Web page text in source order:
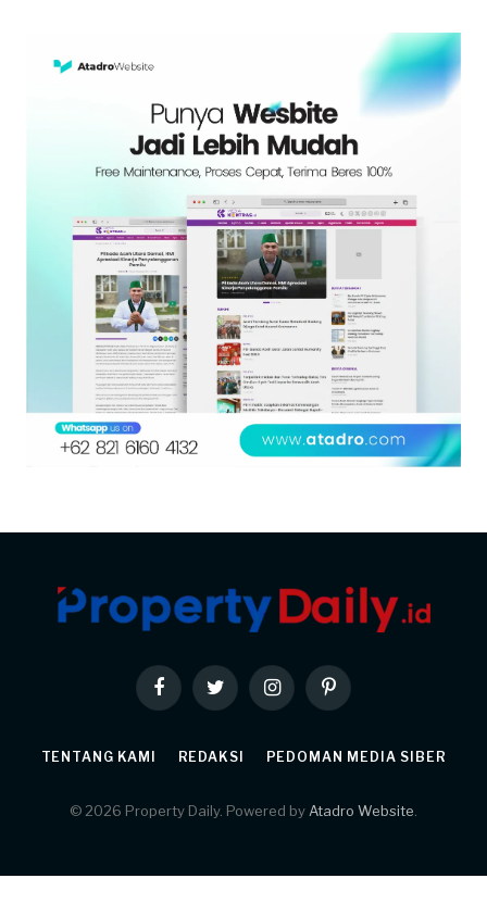
FacebookTwitter InstagramPinterest
TENTANG KAMI REDAKSI PEDOMAN MEDIA SIBER
© 2026 Property Daily. Powered by Atadro Website